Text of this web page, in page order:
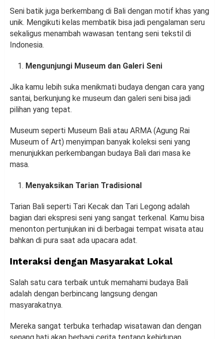
Seni batik juga berkembang di Bali dengan motif khas yang
unik. Mengikuti kelas membatik bisa jadi pengalaman seru
sekaligus menambah wawasan tentang seni tekstil di
Indonesia.
Mengunjungi Museum dan Galeri Seni
Jika kamu lebih suka menikmati budaya dengan cara yang
santai, berkunjung ke museum dan galeri seni bisa jadi
pilihan yang tepat.
Museum seperti Museum Bali atau ARMA (Agung Rai
Museum of Art) menyimpan banyak koleksi seni yang
menunjukkan perkembangan budaya Bali dari masa ke
masa.
Menyaksikan Tarian Tradisional
Tarian Bali seperti Tari Kecak dan Tari Legong adalah
bagian dari ekspresi seni yang sangat terkenal. Kamu bisa
menonton pertunjukan ini di berbagai tempat wisata atau
bahkan di pura saat ada upacara adat.
Interaksi dengan Masyarakat Lokal
Salah satu cara terbaik untuk memahami budaya Bali
adalah dengan berbincang langsung dengan
masyarakatnya.
Mereka sangat terbuka terhadap wisatawan dan dengan